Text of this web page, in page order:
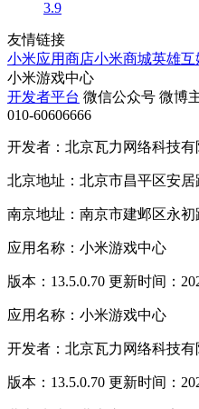
3.9
友情链接
小米应用商店小米商城英雄互
小米游戏中心
开发者平台 微信公众号 微博
010-60606666
开发者：北京瓦力网络科技有
北京地址：北京市昌平区安居
南京地址：南京市建邺区永
应用名称：小米游戏中心
版本：13.5.0.70 更新时间：
应用名称：小米游戏中心
开发者：北京瓦力网络科技有
版本：13.5.0.70 更新时间：